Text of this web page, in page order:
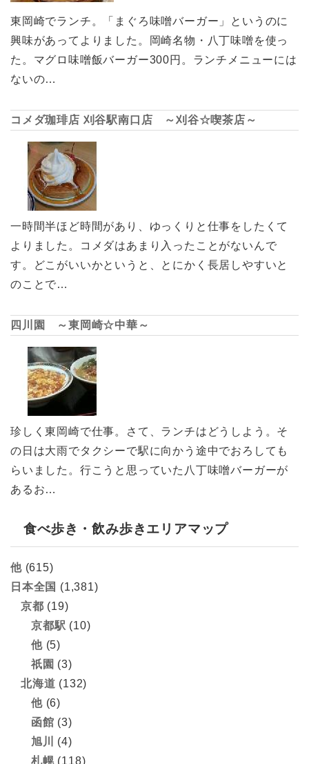
東岡崎でランチ。「まぐろ味噌バーガー」というのに
興味があってよりました。岡崎名物・八丁味噌を使っ
た。マグロ味噌飯バーガー300円。ランチメニューには
ないの…
コメダ珈琲店 刈谷駅南口店 ～刈谷☆喫茶店～
一時間半ほど時間があり、ゆっくりと仕事をしたくて
よりました。コメダはあまり入ったことがないんで
す。どこがいいかというと、とにかく長居しやすいと
のことで…
四川園 ～東岡崎☆中華～
珍しく東岡崎で仕事。さて、ランチはどうしよう。そ
の日は大雨でタクシーで駅に向かう途中でおろしても
らいました。行こうと思っていた八丁味噌バーガーが
あるお…
食べ歩き・飲み歩きエリアマップ
他(615)
日本全国 (1,381)
京都 (19)
京都駅 (10)
他(5)
祇園 (3)
北海道 (132)
他(6)
函館 (3)
旭川
(4)
札幌(118)